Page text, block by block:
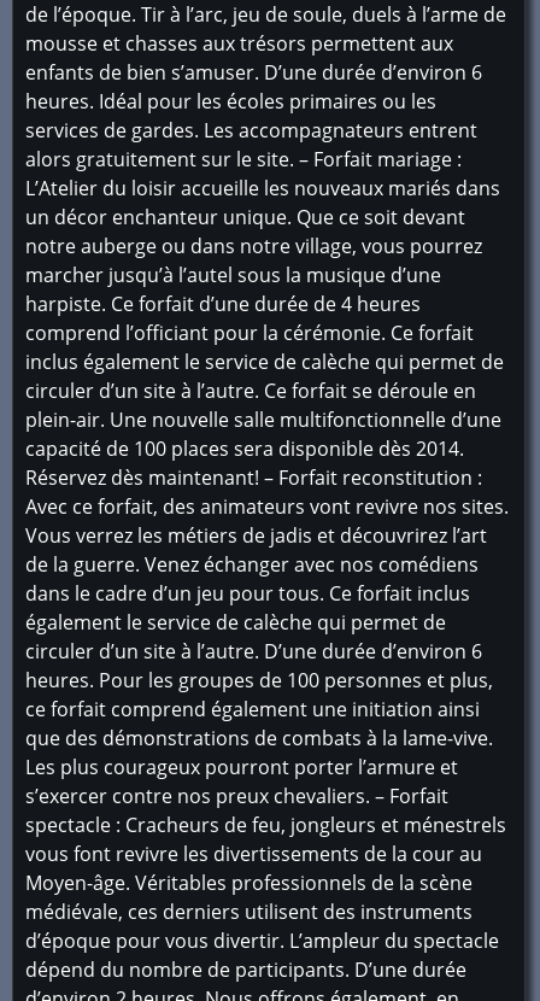
de l’époque. Tir à l’arc, jeu de soule, duels à l’arme de
mousse et chasses aux trésors permettent aux
enfants de bien s’amuser. D’une durée d’environ 6
heures. Idéal pour les écoles primaires ou les
services de gardes. Les accompagnateurs entrent
alors gratuitement sur le site. – Forfait mariage :
L’Atelier du loisir accueille les nouveaux mariés dans
un décor enchanteur unique. Que ce soit devant
notre auberge ou dans notre village, vous pourrez
marcher jusqu’à l’autel sous la musique d’une
harpiste. Ce forfait d’une durée de 4 heures
comprend l’officiant pour la cérémonie. Ce forfait
inclus également le service de calèche qui permet de
circuler d’un site à l’autre. Ce forfait se déroule en
plein-air. Une nouvelle salle multifonctionnelle d’une
capacité de 100 places sera disponible dès 2014.
Réservez dès maintenant! – Forfait reconstitution :
Avec ce forfait, des animateurs vont revivre nos sites.
Vous verrez les métiers de jadis et découvrirez l’art
de la guerre. Venez échanger avec nos comédiens
dans le cadre d’un jeu pour tous. Ce forfait inclus
également le service de calèche qui permet de
circuler d’un site à l’autre. D’une durée d’environ 6
heures. Pour les groupes de 100 personnes et plus,
ce forfait comprend également une initiation ainsi
que des démonstrations de combats à la lame-vive.
Les plus courageux pourront porter l’armure et
s’exercer contre nos preux chevaliers. – Forfait
spectacle : Cracheurs de feu, jongleurs et ménestrels
vous font revivre les divertissements de la cour au
Moyen-âge. Véritables professionnels de la scène
médiévale, ces derniers utilisent des instruments
d’époque pour vous divertir. L’ampleur du spectacle
dépend du nombre de participants. D’une durée